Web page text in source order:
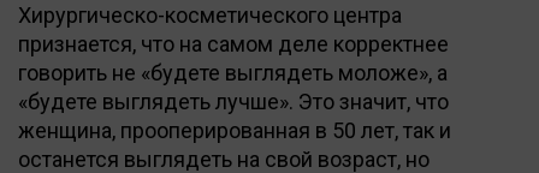
Хирургическо-косметического центра
признается, что на самом деле корректнее
говорить не «будете выглядеть моложе», а
«будете выглядеть лучше». Это значит, что
женщина, прооперированная в 50 лет, так и
останется выглядеть на свой возраст, но